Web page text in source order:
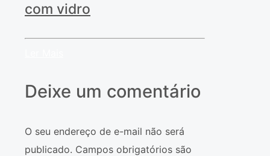
com vidro
Deixe um comentário
O seu endereço de e-mail não será
publicado. Campos obrigatórios são